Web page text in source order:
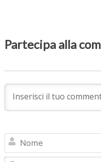
Partecipa alla